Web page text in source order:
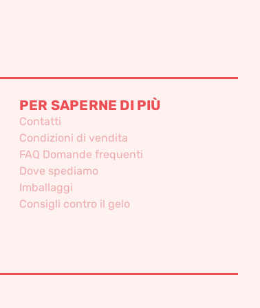
PER SAPERNE DI PIÙ
Contatti
Condizioni di vendita
FAQ Domande frequenti
Dove spediamo
Imballaggi
Consigli contro il gelo